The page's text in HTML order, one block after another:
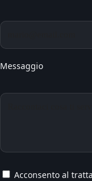
Messaggio
Acconsento al